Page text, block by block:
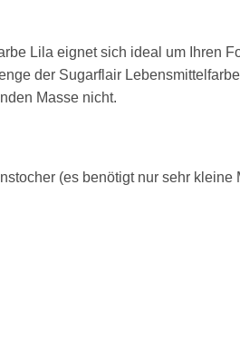
Lila eignet sich ideal um Ihren
der Sugarflair
Masse nicht.
(es benötigt nur sehr